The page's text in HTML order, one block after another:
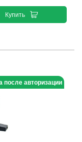
Купить
после авторизации